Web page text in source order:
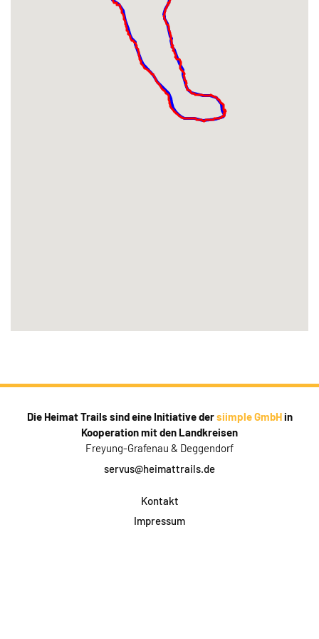
Die Heimat Trails sind eine Initiative dersiimple GmbHin
Kooperation mit den Landkreisen
Freyung-Grafenau & Deggendorf
servus@heimattrails.de
Kontakt
Impressum